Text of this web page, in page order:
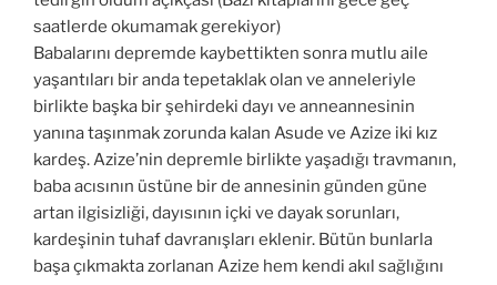
saatlerde okumamak gerekiyor)
Babalarını depremde kaybettikten sonra mutlu aile
yaşantıları bir anda tepetaklak olan ve anneleriyle
birlikte başka bir şehirdeki dayı ve anneannesinin
yanına taşınmak zorunda kalan Asude ve Azize iki kız
kardeş. Azize’nin depremle birlikte yaşadığı travmanın,
baba acısının üstüne bir de annesinin günden güne
artan ilgisizliği, dayısının içki ve dayak sorunları,
kardeşinin tuhaf davranışları eklenir. Bütün bunlarla
başa çıkmakta zorlanan Azize hem kendi akıl sağlığını